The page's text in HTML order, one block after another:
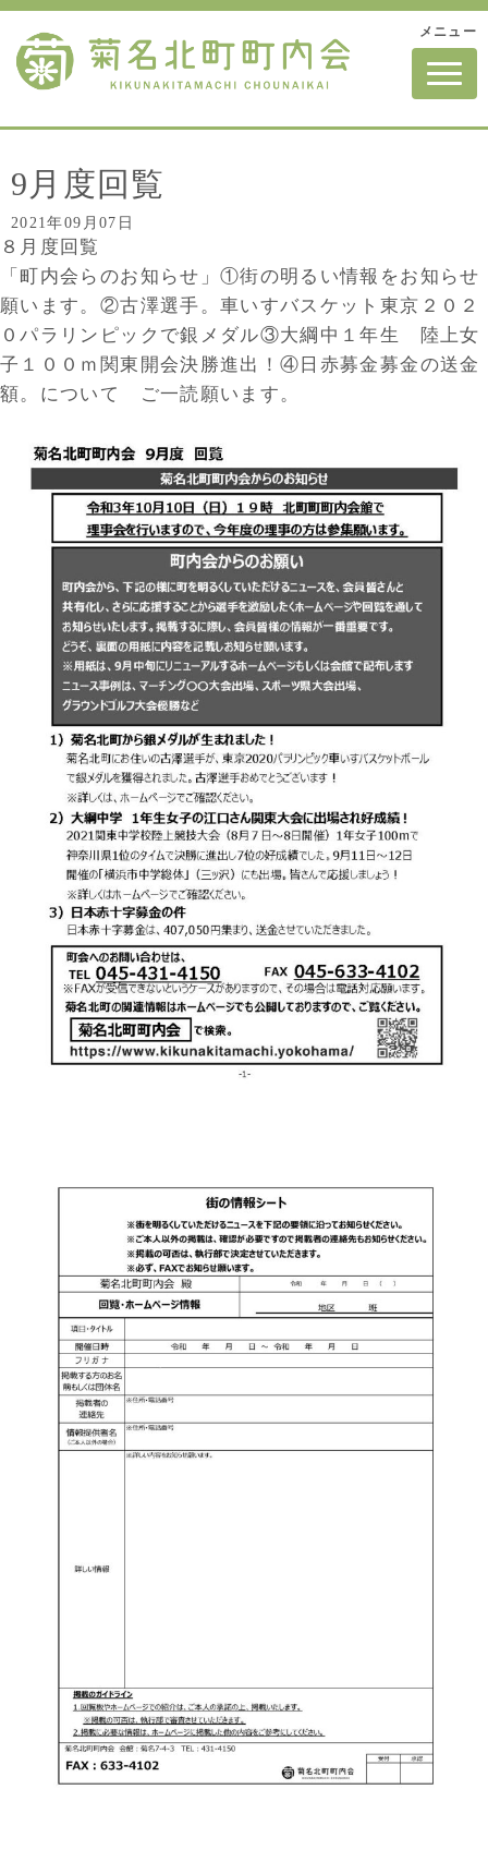
メニュー
N
a
v
9月度回覧
2021年09月07日
８月度回覧
「町内会らのお知らせ」①街の明るい情報をお知らせ
願います。②古澤選手。車いすバスケット東京２０２
０パラリンピックで銀メダル③大綱中１年生 陸上女
子１００ｍ関東開会決勝進出！④日赤募金募金の送金
額。について ご一読願います。